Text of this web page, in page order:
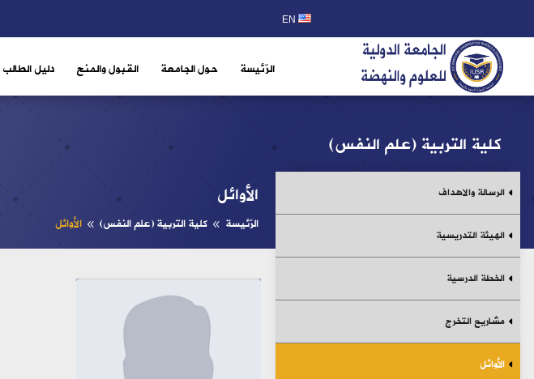
EN
الرّئيسة حول الجامعة القبول والمنح دليل الطالب
الأوائل
الرّئيسة 8 كلية التربية (علم النفس) 8 الأوائل
كلية التربية (علم النفس)
الرسالة والاهداف
الهيئة التدريسية
الخطة الدرسية
مشاريع التخرج
الأوائل